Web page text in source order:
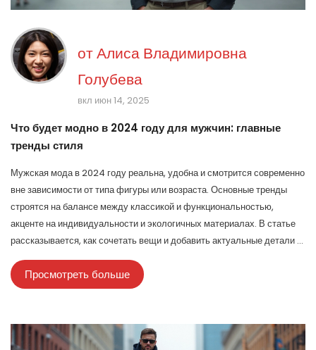
отАлиса Владимировна
Голубева
вкл июн 14, 2025
Что будет модно в 2024 году для мужчин: главные
тренды стиля
Мужская мода в 2024 году реальна, удобна и смотрится современно
вне зависимости от типа фигуры или возраста. Основные тренды
строятся на балансе между классикой и функциональностью,
акценте на индивидуальности и экологичных материалах. В статье
рассказывается, как сочетать вещи и добавить актуальные детали в
свой гардероб. Приводятся советы, помогающие выделиться
стильно и не выглядеть нелепо. Все примеры — с простыми
объяснениями, чтобы было понятно каждому.
Просмотреть больше